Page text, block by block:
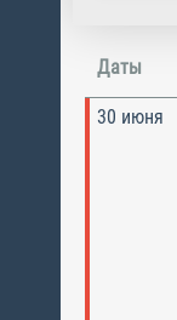
Даты
30 июня